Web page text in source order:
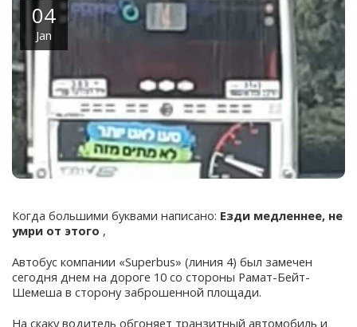
04
Jan
Когда большими буквами написано: Езди медленнее, не
умри от этого ,
Автобус компании «Superbus» (линия 4) был замечен
сегодня днем на дороге 10 со стороны Рамат-Бейт-
Шемеша в сторону заброшенной площади.
На скаку водитель обгоняет транзитный автомобиль и